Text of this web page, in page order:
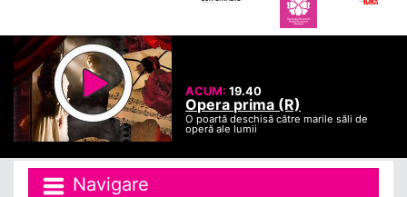
ACUM:19.40
Opera prima (R)
O poartă deschisă către marile săli de
operă ale lumii
Navigare